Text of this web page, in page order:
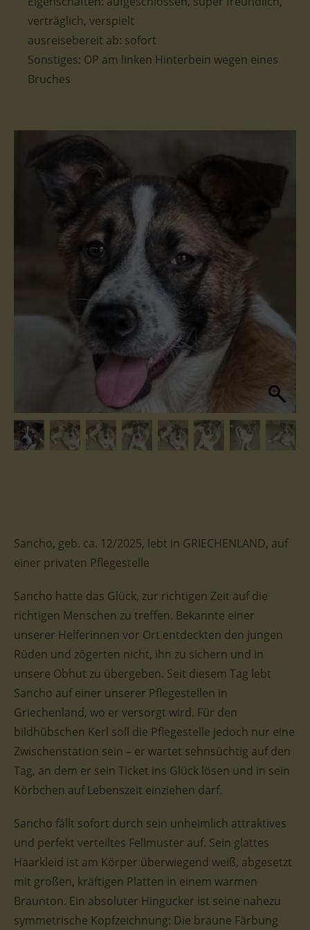
verträglich, verspielt
ausreisebereit ab: sofort
Sonstiges: OP am linken Hinterbein wegen eines
Bruches
Sancho, geb. ca. 12/2025, lebt in GRIECHENLAND, auf
einer privaten Pflegestelle
Sancho hatte das Glück, zur richtigen Zeit auf die
richtigen Menschen zu treffen. Bekannte einer
unserer Helferinnen vor Ort entdeckten den jungen
Rüden und zögerten nicht, ihn zu sichern und in
unsere Obhut zu übergeben. Seit diesem Tag lebt
Sancho auf einer unserer Pflegestellen in
Griechenland, wo er versorgt wird. Für den
bildhübschen Kerl soll die Pflegestelle jedoch nur eine
Zwischenstation sein – er wartet sehnsüchtig auf den
Tag, an dem er sein Ticket ins Glück lösen und in sein
Körbchen auf Lebenszeit einziehen darf.
Sancho fällt sofort durch sein unheimlich attraktives
und perfekt verteiltes Fellmuster auf. Sein glattes
Haarkleid ist am Körper überwiegend weiß, abgesetzt
mit großen, kräftigen Platten in einem warmen
Braunton. Ein absoluter Hingucker ist seine nahezu
symmetrische Kopfzeichnung: Die braune Färbung